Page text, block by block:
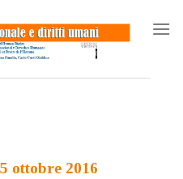
ottobre 2016